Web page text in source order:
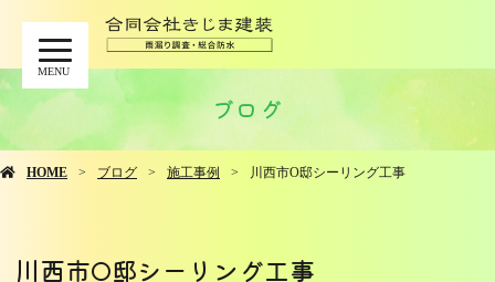
MENU
ブログ
HOME ブログ 施工事例 川西市O邸シーリング工事
川西市O邸シーリング工事